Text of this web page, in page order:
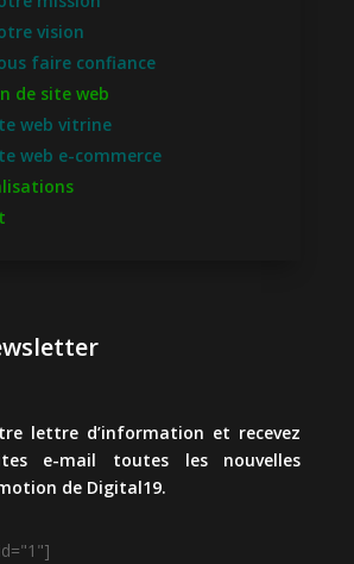
vision
faire confiance
de site web
web vitrine
web e-commerce
lettre d’information et recevez
e-mail toutes les nouvelles
de Digital19.